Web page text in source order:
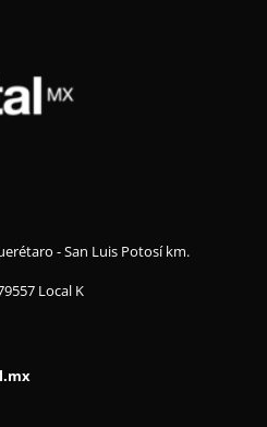
- San Luis Potosí km.
Local K